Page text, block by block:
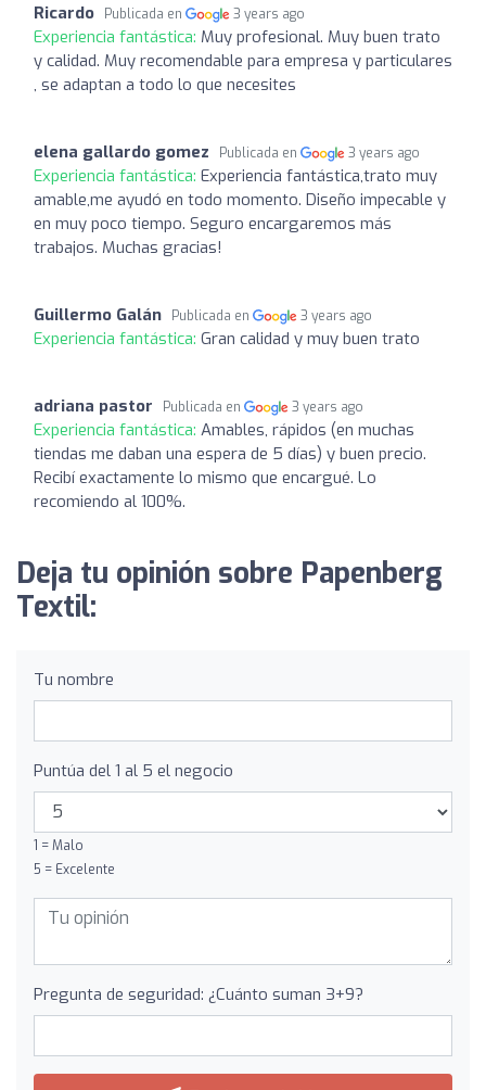
Ricardo Publicada en 3 years ago
Experiencia fantástica: Muy profesional. Muy buen trato
y calidad. Muy recomendable para empresa y particulares
, se adaptan a todo lo que necesites
elena gallardo gomez Publicada en 3 years ago
Experiencia fantástica: Experiencia fantástica,trato muy
amable,me ayudó en todo momento. Diseño impecable y
en muy poco tiempo. Seguro encargaremos más
trabajos. Muchas gracias!
Guillermo Galán Publicada en 3 years ago
Experiencia fantástica: Gran calidad y muy buen trato
adriana pastor Publicada en 3 years ago
Experiencia fantástica: Amables, rápidos (en muchas
tiendas me daban una espera de 5 días) y buen precio.
Recibí exactamente lo mismo que encargué. Lo
recomiendo al 100%.
Deja tu opinión sobre Papenberg
Textil:
Tu nombre
Puntúa del 1 al 5 el negocio
1 = Malo
5 = Excelente
Pregunta de seguridad: ¿Cuánto suman 3+9?